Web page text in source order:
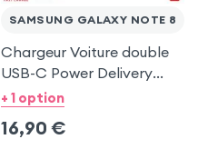
SAMSUNG GALAXY NOTE 8
Chargeur Voiture double
USB-C Power Delivery
20W - Swissten pour
+ 1 option
16,90 €